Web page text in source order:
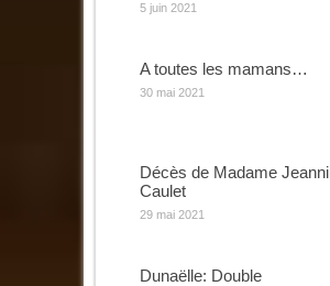
5 juin 2021
A toutes les mamans…
30 mai 2021
Décès de Madame
Caulet
29 mai 2021
Dunaëlle: Double